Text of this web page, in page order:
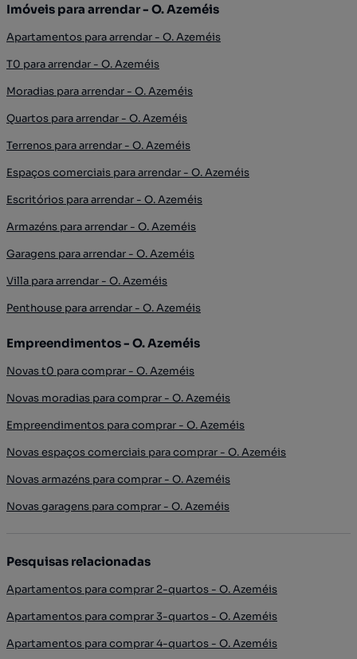
Imóveis para arrendar - O. Azeméis
Apartamentos para arrendar - O. Azeméis
T0 para arrendar - O. Azeméis
Moradias para arrendar - O. Azeméis
Quartos para arrendar - O. Azeméis
Terrenos para arrendar - O. Azeméis
Espaços comerciais para arrendar - O. Azeméis
Escritórios para arrendar - O. Azeméis
Armazéns para arrendar - O. Azeméis
Garagens para arrendar - O. Azeméis
Villa para arrendar - O. Azeméis
Penthouse para arrendar - O. Azeméis
Empreendimentos - O. Azeméis
Novas t0 para comprar - O. Azeméis
Novas moradias para comprar - O. Azeméis
Empreendimentos para comprar - O. Azeméis
Novas espaços comerciais para comprar - O. Azeméis
Novas armazéns para comprar - O. Azeméis
Novas garagens para comprar - O. Azeméis
Pesquisas relacionadas
Apartamentos para comprar 2-quartos - O. Azeméis
Apartamentos para comprar 3-quartos - O. Azeméis
Apartamentos para comprar 4-quartos - O. Azeméis